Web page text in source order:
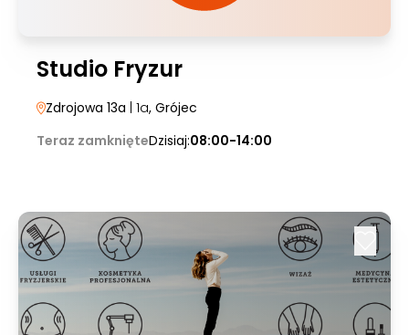
Studio Fryzur
Zdrojowa 13a | 1a, Grójec
Teraz zamknięteDzisiaj:08:00-14:00